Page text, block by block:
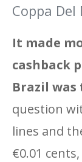
Coppa
It made
cashback
Brazil
question
lines and
€0.01